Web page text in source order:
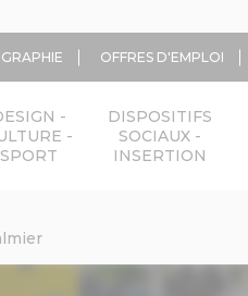
OFFRES D'EMPLOI
-
-
SPORT
DISPOSITIFS
SOCIAUX -
INSERTION